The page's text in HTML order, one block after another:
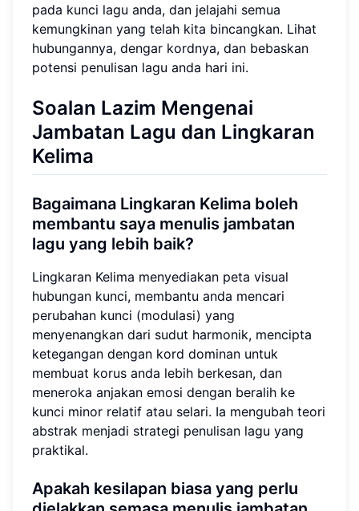
pada kunci lagu anda, dan jelajahi semua
kemungkinan yang telah kita bincangkan. Lihat
hubungannya, dengar kordnya, dan bebaskan
potensi penulisan lagu anda hari ini.
Soalan Lazim Mengenai
Jambatan Lagu dan Lingkaran
Kelima
Bagaimana Lingkaran Kelima boleh
membantu saya menulis jambatan
lagu yang lebih baik?
Lingkaran Kelima menyediakan peta visual
hubungan kunci, membantu anda mencari
perubahan kunci (modulasi) yang
menyenangkan dari sudut harmonik, mencipta
ketegangan dengan kord dominan untuk
membuat korus anda lebih berkesan, dan
meneroka anjakan emosi dengan beralih ke
kunci minor relatif atau selari. Ia mengubah teori
abstrak menjadi strategi penulisan lagu yang
praktikal.
Apakah kesilapan biasa yang perlu